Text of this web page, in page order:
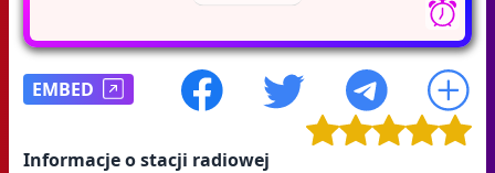
EMBED
Informacje o stacji radiowej